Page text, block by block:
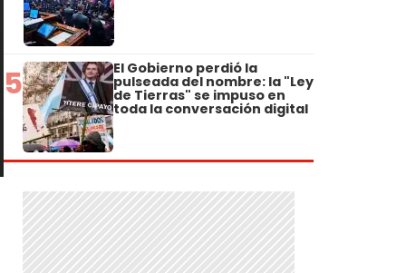
5 El Gobierno perdió la
pulseada del nombre: la "Ley
de Tierras" se impuso en
toda la conversación digital